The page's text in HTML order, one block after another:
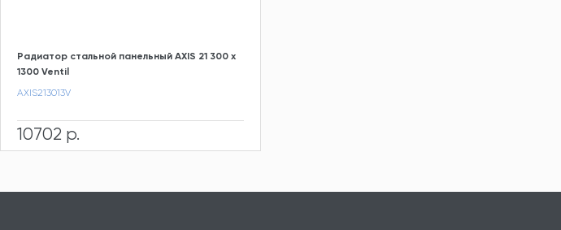
Радиатор стальной панельный AXIS 21 300 x
1300 Ventil
AXIS213013V
10702 р.